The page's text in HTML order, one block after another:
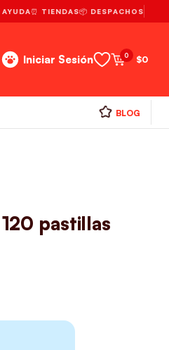
AYUDA⏰ TIENDAS📦 DESPACHOS
Iniciar Sesión 0 $0
BLOG
pastillas